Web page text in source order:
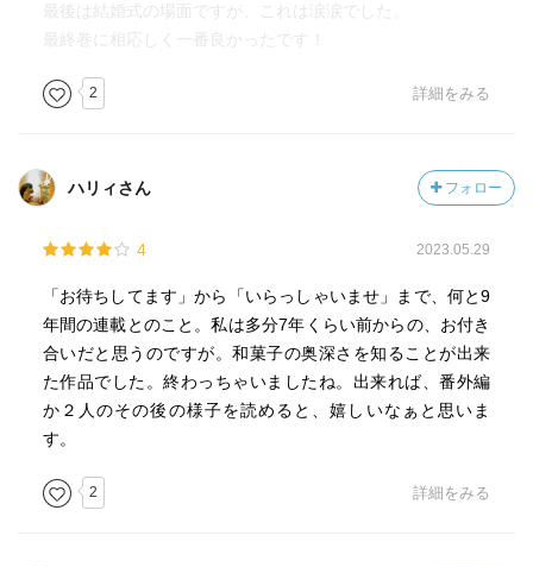
最後は結婚式の場面ですが、これは涙涙でした。
最終巻に相応しく一番良かったです！
2 詳細をみる
ハリィさん フォロー
4 2023.05.29
「お待ちしてます」から「いらっしゃいませ」まで、何と9
年間の連載とのこと。私は多分7年くらい前からの、お付き
合いだと思うのですが。和菓子の奥深さを知ることが出来
た作品でした。終わっちゃいましたね。出来れば、番外編
か２人のその後の様子を読めると、嬉しいなぁと思いま
す。
2 詳細をみる